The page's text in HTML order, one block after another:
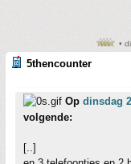
•
5thencounter
Op dinsdag
volgende:
[..]